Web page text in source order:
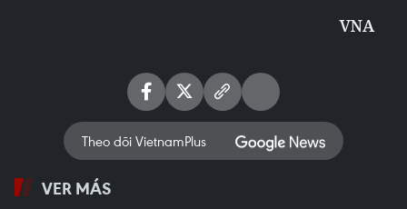
VNA
Theo dõi VietnamPlus
VER MÁS